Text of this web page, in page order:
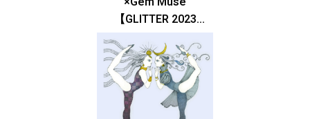
【GLITTER 2023
SUMMER issue】